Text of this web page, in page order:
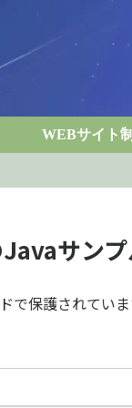
WEBサイト
サン
で保護されてい